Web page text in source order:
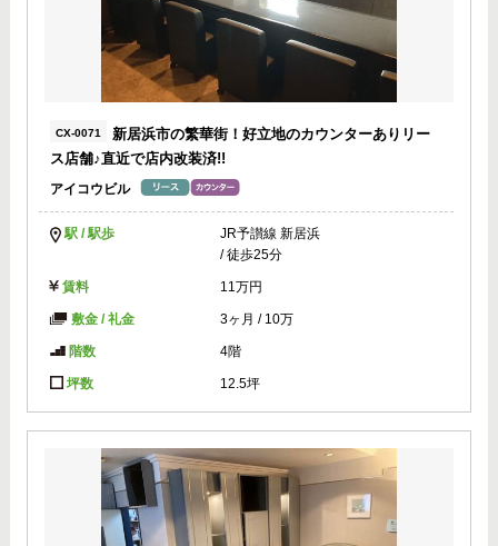
CX-0071
新居浜市の繁華街！好立地のカウンターありリー
ス店舗♪直近で店内改装済!!
アイコウビル
駅 / 駅歩
JR予讃線 新居浜
/ 徒歩25分
賃料 11万円
敷金 / 礼金 3ヶ月 / 10万
階数 4階
坪数 12.5坪